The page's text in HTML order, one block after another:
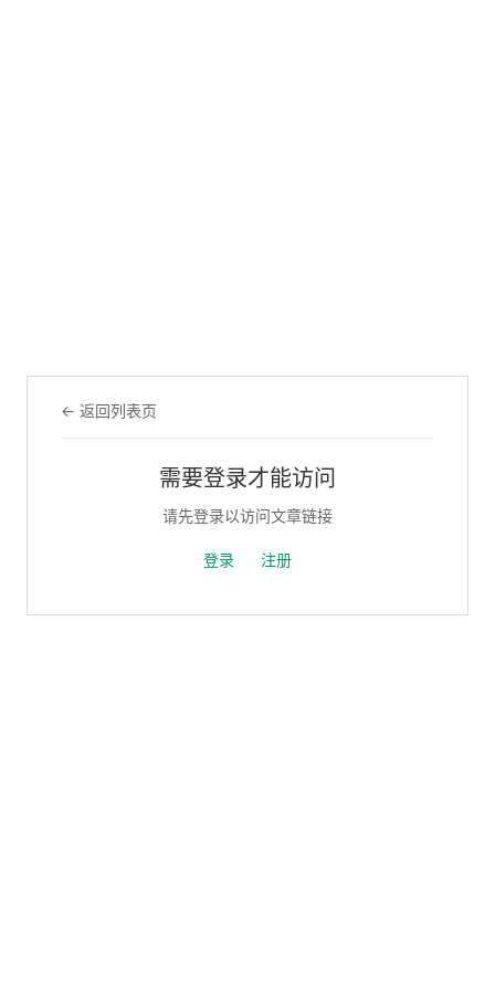
← 返回列表页
需要登录才能访问
请先登录以访问文章链接
登录 注册